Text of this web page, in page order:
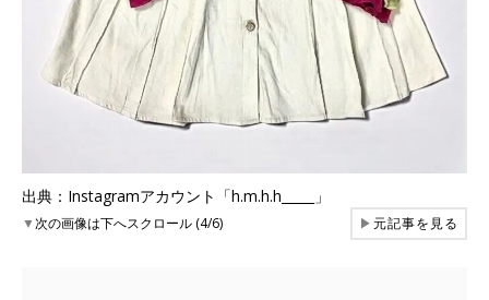
出典：Instagramアカウント「h.m.h.h_____」
▼次の画像は下へスクロール (4/6) ▶元記事を見る